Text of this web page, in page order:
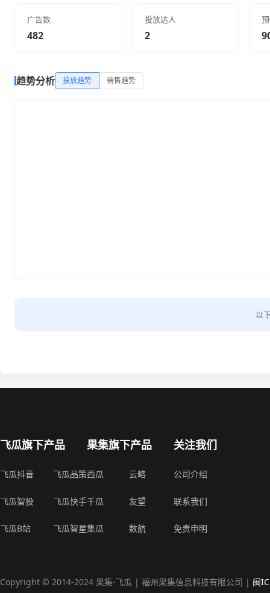
广告数
482
投放达人
2
趋势分析 投放趋势 销售趋势
以
飞瓜旗下产品
飞瓜抖音 飞瓜品策
飞瓜智投 飞瓜快手
飞瓜B站 飞瓜智星
果集旗下产品
西瓜 云略
千瓜 友望
集瓜 数航
关注我们
公司介绍
联系我们
免责申明
Copyright © 2014-2024 果集·飞瓜 | 福州果集信息科技有限公司 | 闽